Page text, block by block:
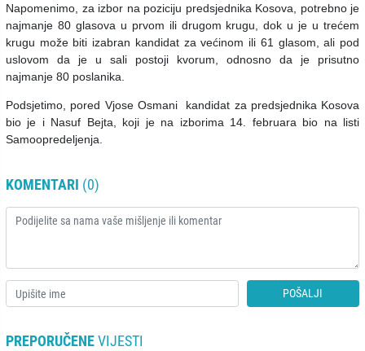
Napomenimo, za izbor na poziciju predsjednika Kosova, potrebno je
najmanje 80 glasova u prvom ili drugom krugu, dok u je u trećem
krugu može biti izabran kandidat za većinom ili 61 glasom, ali pod
uslovom da je u sali postoji kvorum, odnosno da je prisutno
najmanje 80 poslanika.
Podsjetimo, pored Vjose Osmani kandidat za predsjednika Kosova
bio je i Nasuf Bejta, koji je na izborima 14. februara bio na listi
Samoopredeljenja.
KOMENTARI (0)
POŠALJI
PREPORUČENEVIJESTI